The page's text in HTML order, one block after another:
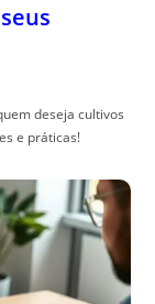
deseja cultivos
e práticas!